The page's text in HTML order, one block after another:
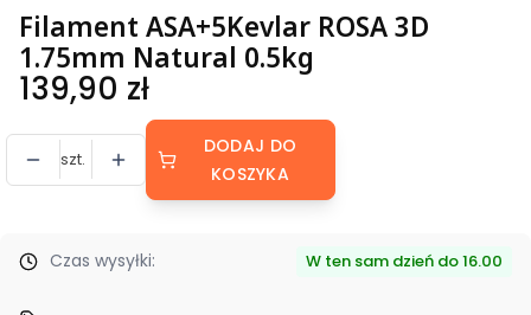
Filament ASA+5Kevlar ROSA 3D
1.75mm Natural 0.5kg
Cena
139,90 zł
szt.
DODAJ DO
KOSZYKA
Czas wysyłki: W ten sam dzień do 16.00